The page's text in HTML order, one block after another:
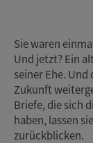
Sie waren
Und jetzt? Ein
seiner Ehe. Und
Zukunft
Briefe, die sich
haben, lassen
zurückblicken.